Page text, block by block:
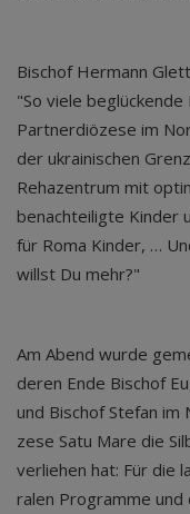
Bischof Hermann
"So viele
Partnerdiözese im
der ukrainischen
Rehazentrum mit
benachteiligte Kinder
für Roma Kinder, …
willst Du mehr?"
Am Abend wur­de
deren Ende Bischof
und Bischof Stefan
ze­se Satu Mare die
ver­lie­hen hat: Für die
ra­len Pro­gram­me